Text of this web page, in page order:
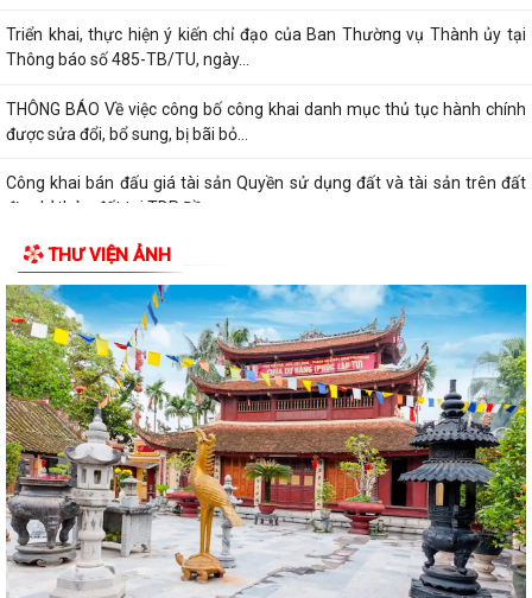
Triển khai, thực hiện ý kiến chỉ đạo của Ban Thường vụ Thành ủy tại
Thông báo số 485-TB/TU, ngày...
THÔNG BÁO Về việc công bố công khai danh mục thủ tục hành chính
được sửa đổi, bổ sung, bị bãi bỏ...
Công khai bán đấu giá tài sản Quyền sử dụng đất và tài sản trên đất
địa chỉ thửa đất tại TDP Đồng...
Thông báo về việc công bố công khai Quyết định số 55/2026/QĐ-
UBND ngày 08/7/2026 của UBND thành phố...
Công bố công khai danh mục thủ tục hành chính đủ điều kiện cung cấp
dịch vụ công trực tuyến và thủ...
Thông báo Ban hành bổ sung, sửa đổi mã định danh cho các cơ quan,
đơn vị hành chính nhà nước trên...
Triển khai Nghị định số 294/2026/NĐ-CP, Nghị định số 295/2026/NĐ-
CP và Nghị định số 296/2026/NĐ-CP...
Thông báo số 394/TB-VPCP ngày 21/7/2026 của Văn phòng Chính
phủ thông báo Kết luận của Thủ tướng...
THƯ VIỆN ẢNH